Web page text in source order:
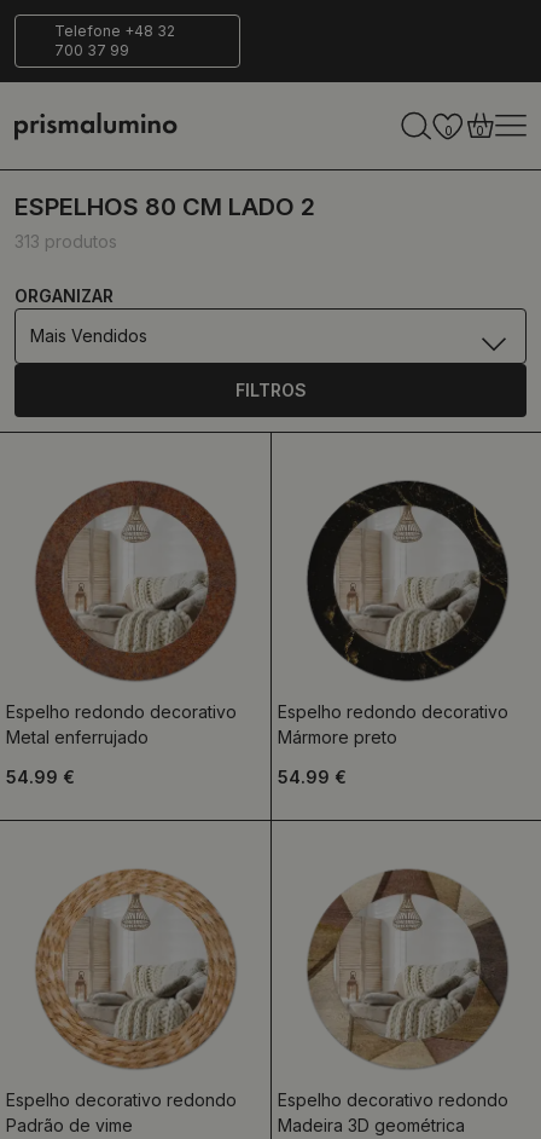
Telefone +48 32
700 37 99
Entrega
segura
Ecológico
0 0
ESPELHOS 80 CM LADO 2
313 produtos
ORGANIZAR
Mais Vendidos
FILTROS
Espelho redondo decorativo
Metal enferrujado
54.99 €
Espelho redondo decorativo
Mármore preto
54.99 €
Espelho decorativo redondo
Padrão de vime
Espelho decorativo redondo
Madeira 3D geométrica